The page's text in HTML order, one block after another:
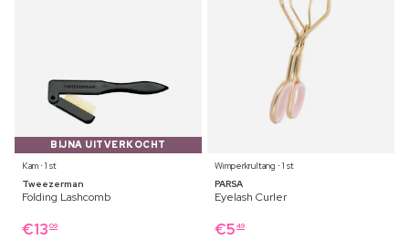
BIJNA UITVERKOCHT
Kam ⋅ 1 st
Tweezerman
Folding Lashcomb
€13 09
Wimperkrultang ⋅ 1 st
PARSA
Eyelash Curler
€5 49